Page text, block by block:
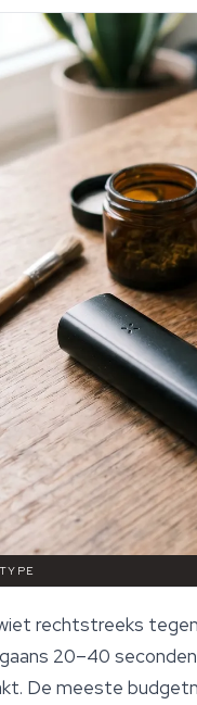
rechtstreeks
20–40
De meeste